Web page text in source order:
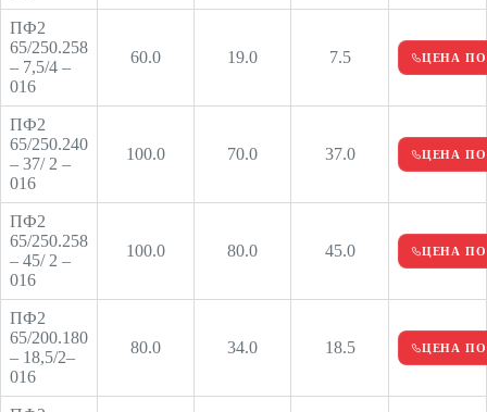
ПФ2
65/250.258
– 7,5/4 –
016
60.0 19.0 7.5 ЦЕНА
ПФ2
65/250.240
– 37/ 2 –
016
100.0 70.0 37.0 ЦЕНА
ПФ2
65/250.258
– 45/ 2 –
016
100.0 80.0 45.0 ЦЕНА
ПФ2
65/200.180
– 18,5/2–
016
80.0 34.0 18.5 ЦЕНА